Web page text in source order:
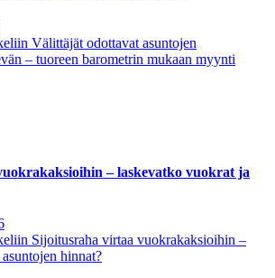
Välittäjät odottavat asuntojen
– tuoreen barometrin mukaan myynti
– laskevatko vuokrat ja
Sijoitusraha virtaa vuokrakaksioihin –
hinnat?